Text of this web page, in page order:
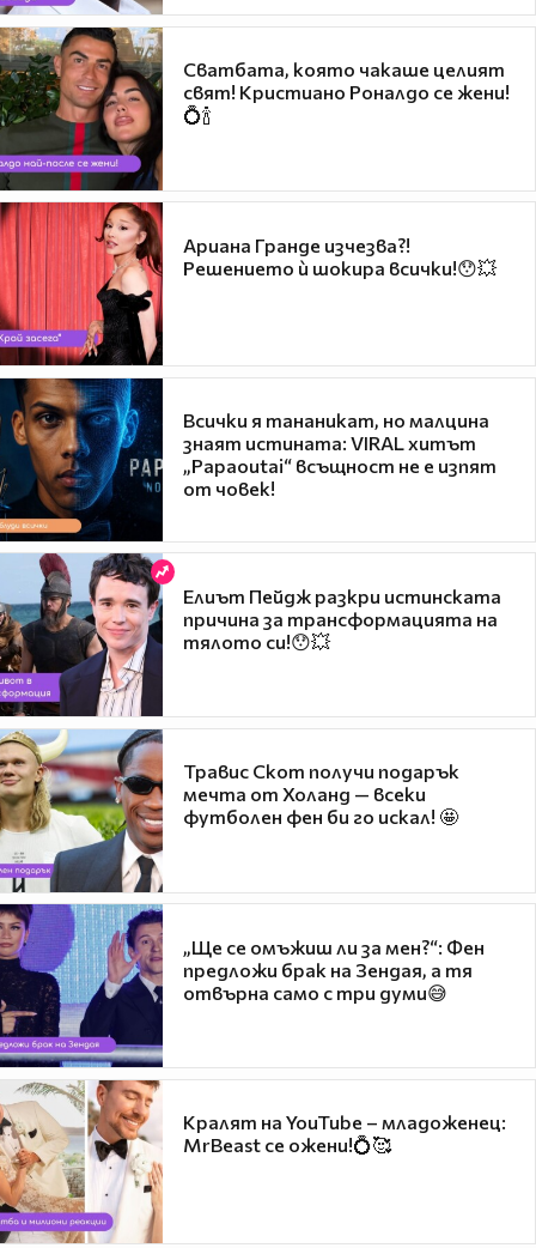
Сватбата, която чакаше целият
свят! Кристиано Роналдо се жени!
💍🍾
Ариана Гранде изчезва?!
Решението ѝ шокира всички!😯💥
Всички я тананикат, но малцина
знаят истината: VIRAL хитът
„Papaoutai“ всъщност не е изпят
от човек!
Елиът Пейдж разкри истинската
причина за трансформацията на
тялото си!😯💥
Травис Скот получи подарък
мечта от Холанд — всеки
футболен фен би го искал! 🤩
„Ще се омъжиш ли за мен?“: Фен
предложи брак на Зендая, а тя
отвърна само с три думи😅
Кралят на YouTube – младоженец:
MrBeast се ожени!💍🥰